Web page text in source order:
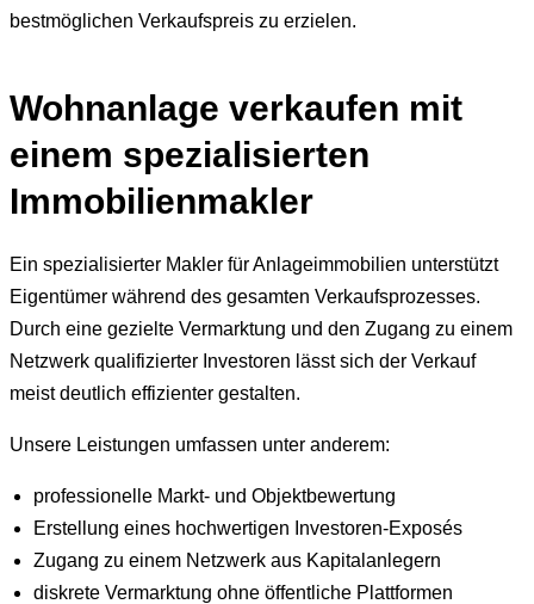
bestmöglichen Verkaufspreis zu erzielen.
Wohnanlage verkaufen mit
einem spezialisierten
Immobilienmakler
Ein spezialisierter Makler für Anlageimmobilien unterstützt
Eigentümer während des gesamten Verkaufsprozesses.
Durch eine gezielte Vermarktung und den Zugang zu einem
Netzwerk qualifizierter Investoren lässt sich der Verkauf
meist deutlich effizienter gestalten.
Unsere Leistungen umfassen unter anderem:
professionelle Markt- und Objektbewertung
Erstellung eines hochwertigen Investoren-Exposés
Zugang zu einem Netzwerk aus Kapitalanlegern
diskrete Vermarktung ohne öffentliche Plattformen